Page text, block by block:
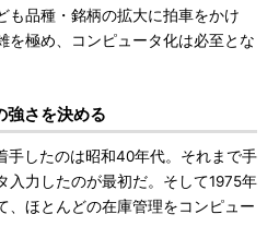
も品種・銘柄の拡大に拍車をかけ
を極め、コンピュータ化は必至とな
強さを決める
したのは昭和40年代。それまで手
入力したのが最初だ。そして1975年
、ほとんどの在庫管理をコンピュー